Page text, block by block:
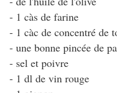
- 1 càs de farine
- 1 càc de concentré de
- une bonne pincée de
- sel et poivre
- 1 dl de vin rouge